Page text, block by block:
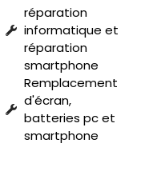
réparation
informatique et
réparation
smartphone
Remplacement
d'écran,
batteries pc et
smartphone